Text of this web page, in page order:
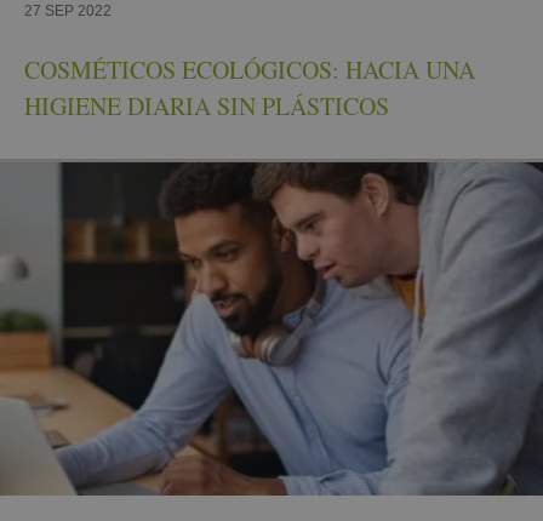
27 SEP 2022
COSMÉTICOS ECOLÓGICOS: HACIA UNA
HIGIENE DIARIA SIN PLÁSTICOS